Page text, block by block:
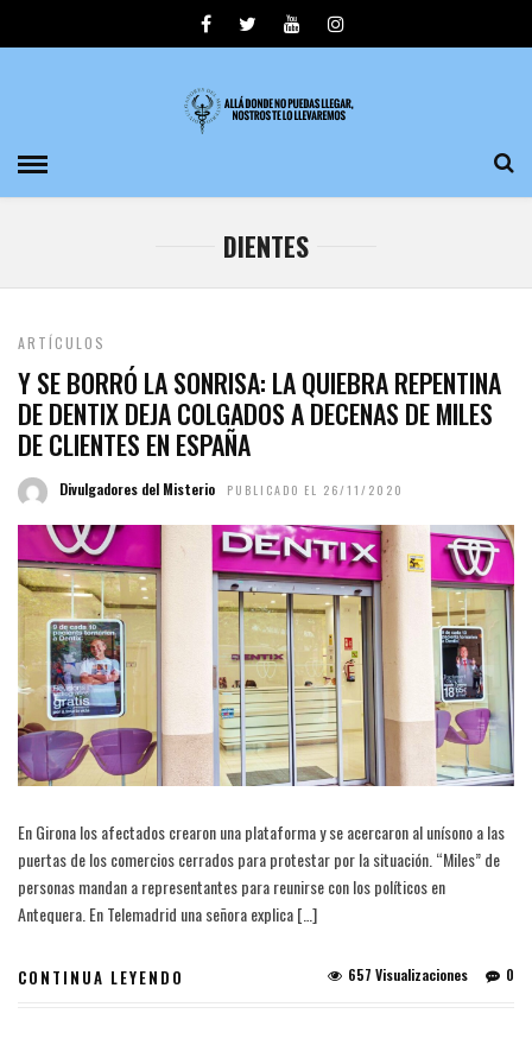
DIENTES
ARTÍCULOS
Y SE BORRÓ LA SONRISA: LA QUIEBRA REPENTINA
DE DENTIX DEJA COLGADOS A DECENAS DE MILES
DE CLIENTES EN ESPAÑA
Divulgadores del Misterio PUBLICADO EL 26/11/2020
En Girona los afectados crearon una plataforma y se acercaron al unísono a las
puertas de los comercios cerrados para protestar por la situación. “Miles” de
personas mandan a representantes para reunirse con los políticos en
Antequera. En Telemadrid una señora explica […]
CONTINUA LEYENDO 0
657 Visualizaciones